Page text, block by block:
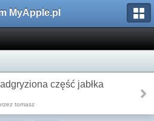
MyApple.pl
część jabłka
tomasz